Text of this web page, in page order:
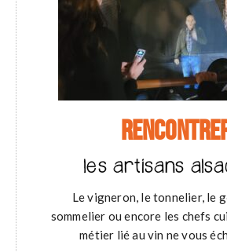
les artisans
Le vigneron, le tonnelier, le
sommelier ou encore les chefs
métier lié au vin ne vous